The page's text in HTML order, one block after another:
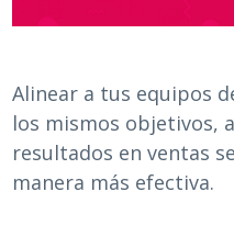
Alinear a tus equipos
los mismos objetivos,
resultados en ventas
manera más efectiva.